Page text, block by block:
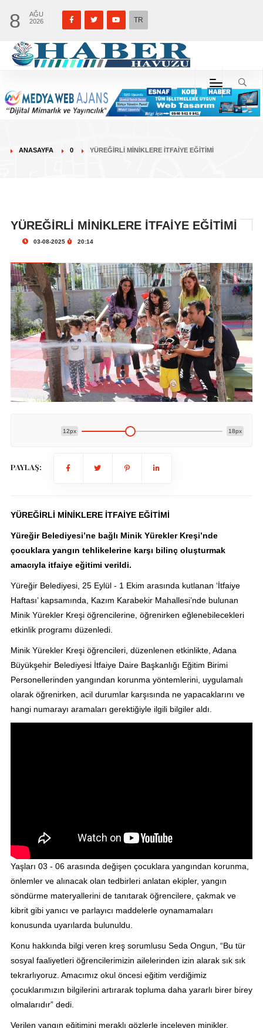
8
AĞU
2026
TR
ANASAYFA 0 YÜREĞİRLİ MİNİKLERE İTFAİYE EĞİTİMİ
YÜREĞİRLİ MİNİKLERE İTFAİYE EĞİTİMİ
03-08-2025 20:14
12px 18px
PAYLAŞ:
YÜREĞİRLİ MİNİKLERE İTFAİYE EĞİTİMİ
Yüreğir Belediyesi’ne bağlı Minik Yürekler Kreşi’nde
çocuklara yangın tehlikelerine karşı bilinç oluşturmak
amacıyla itfaiye eğitimi verildi.
Yüreğir Belediyesi, 25 Eylül - 1 Ekim arasında kutlanan ‘İtfaiye
Haftası’ kapsamında, Kazım Karabekir Mahallesi’nde bulunan
Minik Yürekler Kreşi öğrencilerine, öğrenirken eğlenebilecekleri
etkinlik programı düzenledi.
Minik Yürekler Kreşi öğrencileri, düzenlenen etkinlikte, Adana
Büyükşehir Belediyesi İtfaiye Daire Başkanlığı Eğitim Birimi
Personellerinden yangından korunma yöntemlerini, uygulamalı
olarak öğrenirken, acil durumlar karşısında ne yapacaklarını ve
hangi numarayı aramaları gerektiğiyle ilgili bilgiler aldı.
Yaşları 03 - 06 arasında değişen çocuklara yangından korunma,
önlemler ve alınacak olan tedbirleri anlatan ekipler, yangın
söndürme materyallerini de tanıtarak öğrencilere, çakmak ve
kibrit gibi yanıcı ve parlayıcı maddelerle oynamamaları
konusunda uyarılarda bulunuldu.
Konu hakkında bilgi veren kreş sorumlusu Seda Ongun, “Bu tür
sosyal faaliyetleri öğrencilerimizin ailelerinden izin alarak sık sık
tekrarlıyoruz. Amacımız okul öncesi eğitim verdiğimiz
çocuklarımızın bilgilerini artırarak topluma daha yararlı birer birey
olmalarıdır” dedi.
Verilen yangın eğitimini meraklı gözlerle inceleyen minikler,